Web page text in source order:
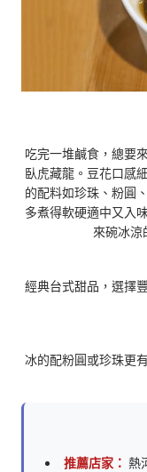
吃完一堆鹹食，總要
臥虎藏龍。豆花口感
的配料如珍珠、粉圓
多煮得軟硬適中又入
來碗冰涼
經典台式甜品，選擇
冰的配粉圓或珍珠更
推薦店家： 熱